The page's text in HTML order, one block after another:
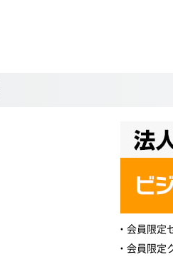
会員限定
会員限定